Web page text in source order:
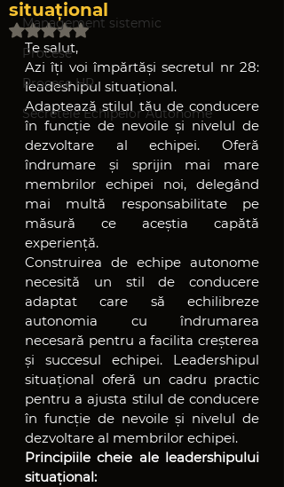
Management sistemic
Procese
Procese HR
Secretele Echipelor Autonome
situațional
Evaluat(ă) cu NaN din 5 stele.
Te salut,
Azi îți voi împărtăși secretul nr 28:
leadeshipul situațional.
Adaptează stilul tău de conducere
în funcție de nevoile și nivelul de
dezvoltare al echipei. Oferă
îndrumare și sprijin mai mare
membrilor echipei noi, delegând
mai multă responsabilitate pe
măsură ce aceștia capătă
experiență.
Construirea de echipe autonome
necesită un stil de conducere
adaptat care să echilibreze
autonomia cu îndrumarea
necesară pentru a facilita creșterea
și succesul echipei. Leadershipul
situațional oferă un cadru practic
pentru a ajusta stilul de conducere
în funcție de nevoile și nivelul de
dezvoltare al membrilor echipei.
Principiile cheie ale leadershipului
situațional: